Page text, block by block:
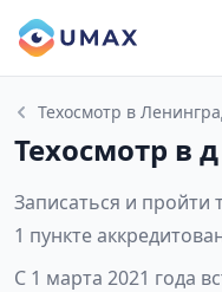
Техосмотр в
Техосмотр в
Записаться и пройти
1 пункте
С 1 марта 2021 года